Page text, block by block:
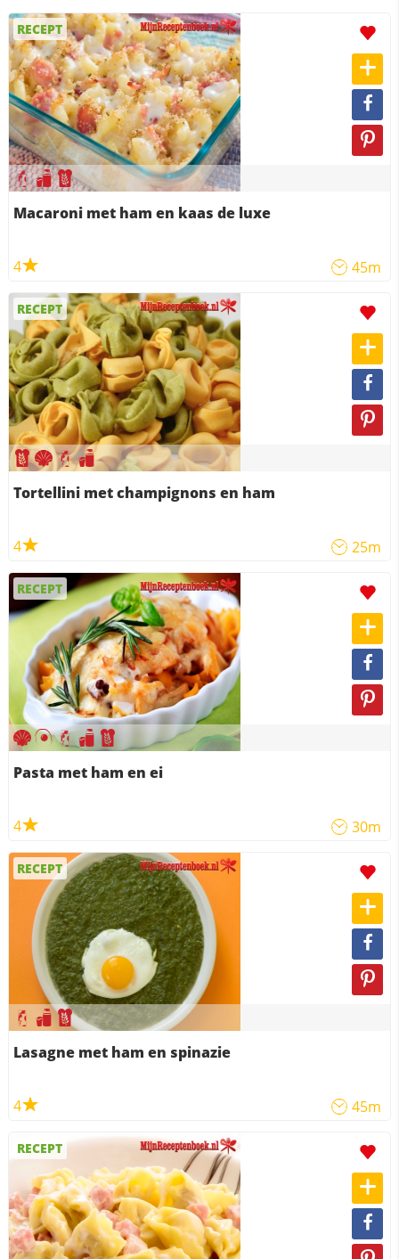
RECEPT
Macaroni met ham en kaas de luxe
4 45m
RECEPT
Tortellini met champignons en ham
4 25m
RECEPT
Pasta met ham en ei
4 30m
RECEPT
Lasagne met ham en spinazie
4 45m
RECEPT